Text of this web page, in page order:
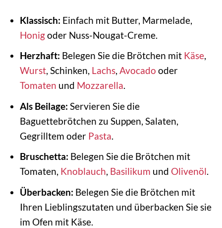
Klassisch: Einfach mit Butter, Marmelade,
Honigoder Nuss-Nougat-Creme.
Herzhaft: Belegen Sie die Brötchen mit Käse,
Wurst, Schinken, Lachs, Avocado oder
Tomaten und Mozzarella.
Als Beilage: Servieren Sie die
Baguettebrötchen zu Suppen, Salaten,
Gegrilltem oder Pasta.
Bruschetta: Belegen Sie die Brötchen mit
Tomaten, Knoblauch, Basilikum und Olivenöl.
Überbacken: Belegen Sie die Brötchen mit
Ihren Lieblingszutaten und überbacken Sie sie
im Ofen mit Käse.